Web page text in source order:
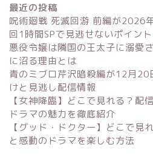
最近の投稿
呪術廻戦 死滅回游 前編が2026
回1時間SPで見逃せないポイント
悪役令嬢は隣国の王太子に溺愛
に沼る理由とは
青のミブロ芹沢暗殺編が12月20
けと見逃し配信情報
【女神降臨】どこで見れる？配
ドラマの魅力を徹底紹介
【グッド・ドクター】どこで見
と感動のドラマを楽しむ方法